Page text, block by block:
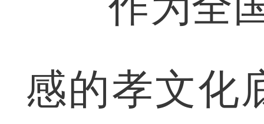
感的孝文化